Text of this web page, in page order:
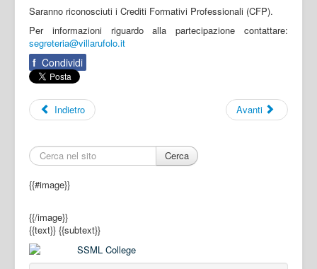
Saranno riconosciuti i Crediti Formativi Professionali (CFP).
Per informazioni riguardo alla partecipazione contattare:
segreteria@villarufolo.it
f Condividi
Indietro Avanti
Cerca
{{#image}}
{{/image}}
{{text}} {{subtext}}